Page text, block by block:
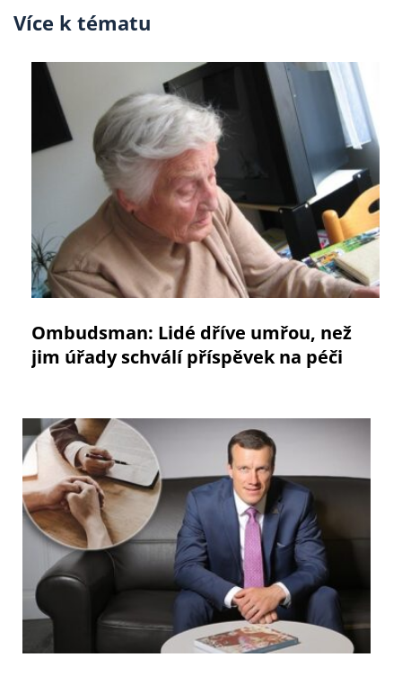
Více k tématu
Ombudsman: Lidé dříve umřou, než
jim úřady schválí příspěvek na péči